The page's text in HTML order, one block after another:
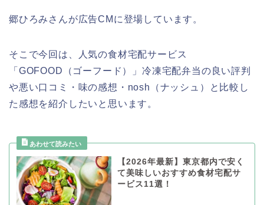
郷ひろみさんが広告CMに登場しています。
そこで今回は、人気の食材宅配サービス
「GOFOOD（ゴーフード）」冷凍宅配弁当の良い評判
や悪い口コミ・味の感想・nosh（ナッシュ）と比較し
た感想を紹介したいと思います。
【2026年最新】東京都内で安く
て美味しいおすすめ食材宅配サ
ービス11選！